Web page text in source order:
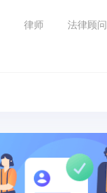
律师 法律顾问